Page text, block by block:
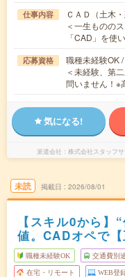
仕事内容
ＣＡＤ（土木
＜一生ものの
「CAD」を使
応募資格
職種未経験OK
＜未経験、第
問いません！
気になる!
派遣会社 株式会社スタッフ
未読 掲載日 2026/08/01
【スキル0から】
値。CADオペで
職種未経験OK 交通費別
在宅・リモート WEB登